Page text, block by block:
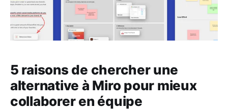
5 raisons de chercher une
alternative à Miro pour mieux
collaborer en équipe